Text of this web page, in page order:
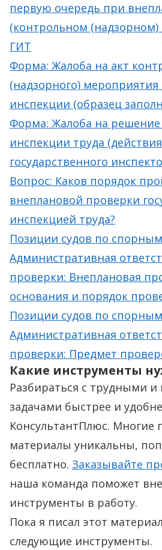
первую очередь при
(контрольном
ГИТ
Форма: Жалоба на акт
(надзорного) мероприятия
инспекции (образец
Форма: Жалоба на
инспекции труда
государственного
Вопрос: Каков порядок
внеплановой проверки
инспекцией труда?
Позиции судов по
Административная
проверки: Внеплановая
основания и порядок
Позиции судов по
Административная
проверки: Предмет
Какие инструменты
Разбираться с трудными
задачами быстрее и
КонсультантПлюс. Многие
материалы уникальны,
бесплатно. Заказывайте
наша команда поможет
инструменты в работу.
Пока я писал этот
следующие инструменты.